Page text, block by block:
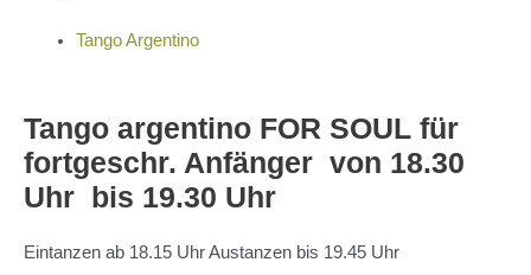
Tango Argentino
Tango argentino FOR SOUL für
fortgeschr. Anfänger von 18.30
Uhr bis 19.30 Uhr
Eintanzen ab 18.15 Uhr Austanzen bis 19.45 Uhr